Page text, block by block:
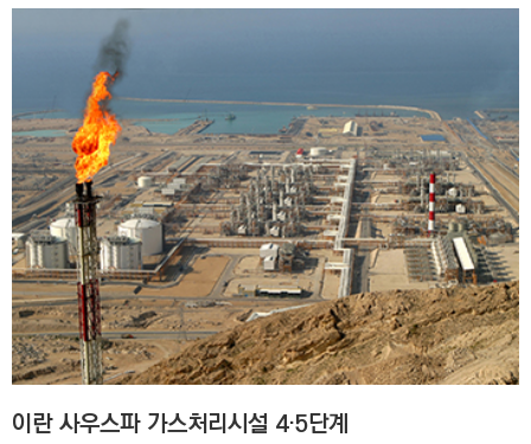
이란 사우스파 가스처리시설 4·5단계